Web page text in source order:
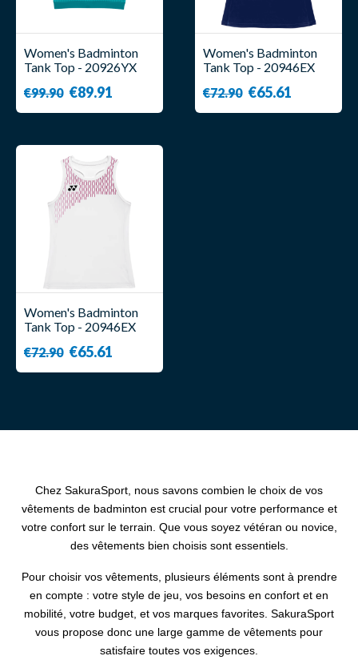
Women's Badminton
Tank Top - 20926YX
€99.90 €89.91
Women's Badminton
Tank Top - 20946EX
€72.90 €65.61
Women's Badminton
Tank Top - 20946EX
€72.90 €65.61
Chez SakuraSport, nous savons combien le choix de vos
vêtements de badminton est crucial pour votre performance et
votre confort sur le terrain. Que vous soyez vétéran ou novice,
des vêtements bien choisis sont essentiels.
Pour choisir vos vêtements, plusieurs éléments sont à prendre
en compte : votre style de jeu, vos besoins en confort et en
mobilité, votre budget, et vos marques favorites. SakuraSport
vous propose donc une large gamme de vêtements pour
satisfaire toutes vos exigences.